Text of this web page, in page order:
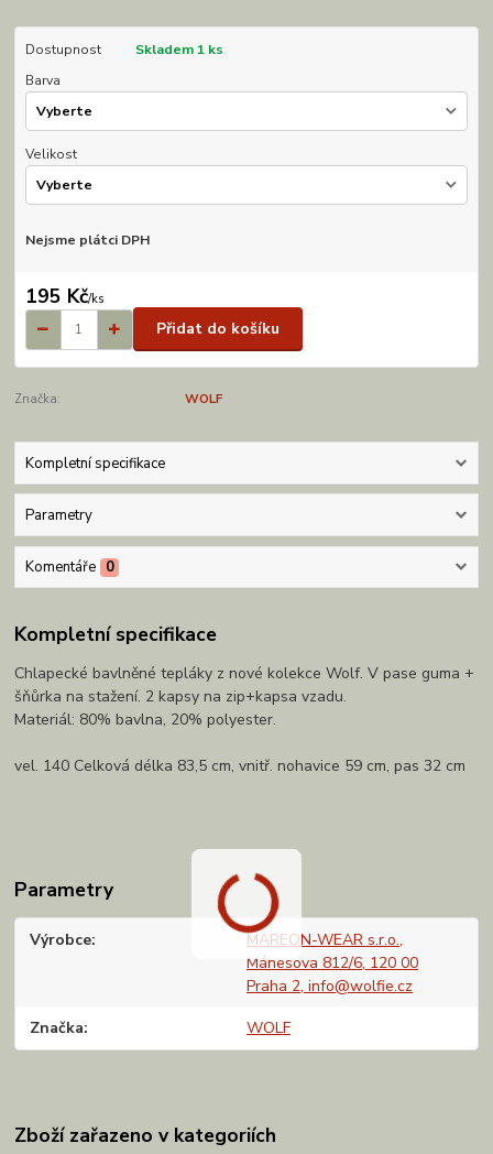
Dostupnost
Skladem 1 ks
Barva
Velikost
Nejsme plátci DPH
195 Kč/ks
Přidat do košíku
Značka: WOLF
Kompletní specifikace
Parametry
Komentáře 0
Kompletní specifikace
Chlapecké bavlněné tepláky z nové kolekce Wolf. V pase guma +
šňůrka na stažení. 2 kapsy na zip+kapsa vzadu.
Materiál: 80% bavlna, 20% polyester.
vel. 140 Celková délka 83,5 cm, vnitř. nohavice 59 cm, pas 32 cm
Parametry
Výrobce
MAREON-WEAR s.r.o.,
Mánesova 812/6, 120 00
Praha 2, info@wolfie.cz
Značka WOLF
Zboží zařazeno v kategoriích